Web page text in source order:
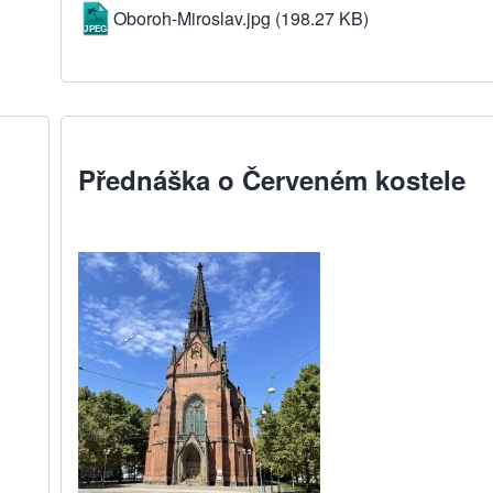
Oboroh-Miroslav.jpg (198.27 KB)
Přednáška o Červeném kostele